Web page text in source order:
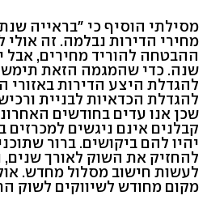
מסילתי הוסיף כי "בראייה
מחירי הדירות נבלמה. זה
ההבטחה להוריד מחירים, אבל
שנה. כדי שהמגמה הזאת
להגדלת היצע הדירות באזורי
להגדלת הכדאיות לבניית
שכן אנו עדים בחודשים
קבלנים אינם ניגשים
יהיו להם ביקושים. ברור
להחזיק את השוק לאורך שנים,
לעשות חישוב מסלול מחדש.
מקום מחודש לשיווקים לשוק